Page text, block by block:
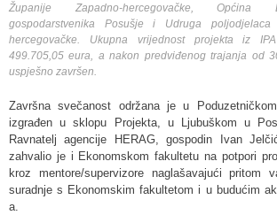
Županije Zapadno-hercegovačke, Općina
gospodarstvenika Posušje i Udruga poljodjelaca
hercegovačke. Ukupna vrijednost projekta iz
499.705,05 eura, a nakon predviđenog trajanja od
uspješno završen.
Završna svečanost održana je u
izgrađen u sklopu Projekta, u Ljubuškom u
Ravnatelj agencije HERAG, gospodin Ivan
zahvalio je i Ekonomskom fakultetu na potpori
kroz mentore/supervizore naglašavajući pritom
suradnje s Ekonomskim fakultetom i u budućim
a.